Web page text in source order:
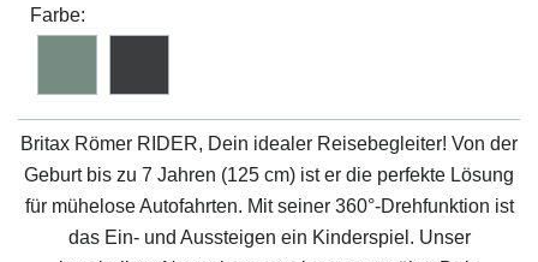
Farbe:
Britax Römer RIDER, Dein idealer Reisebegleiter! Von der
Geburt bis zu 7 Jahren (125 cm) ist er die perfekte Lösung
für mühelose Autofahrten. Mit seiner 360°-Drehfunktion ist
das Ein- und Aussteigen ein Kinderspiel. Unser